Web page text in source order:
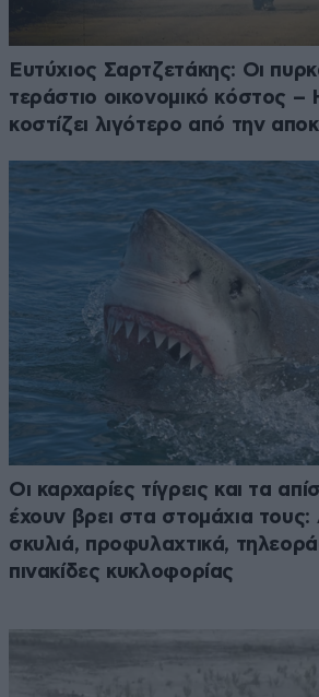
Ευτύχιος Σαρτζετάκης: Οι
τεράστιο οικονομικό κόστος
κοστίζει λιγότερο από την
Οι καρχαρίες τίγρεις και τα
έχουν βρει στα στομάχια τους:
σκυλιά, προφυλαχτικά,
πινακίδες κυκλοφορίας